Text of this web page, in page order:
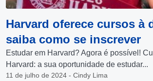
Harvard oferece cursos à
saiba como se inscrever
Estudar em Harvard? Agora é possível!
Harvard: a sua oportunidade de estudar...
11 de julho de 2024 - Cindy Lima